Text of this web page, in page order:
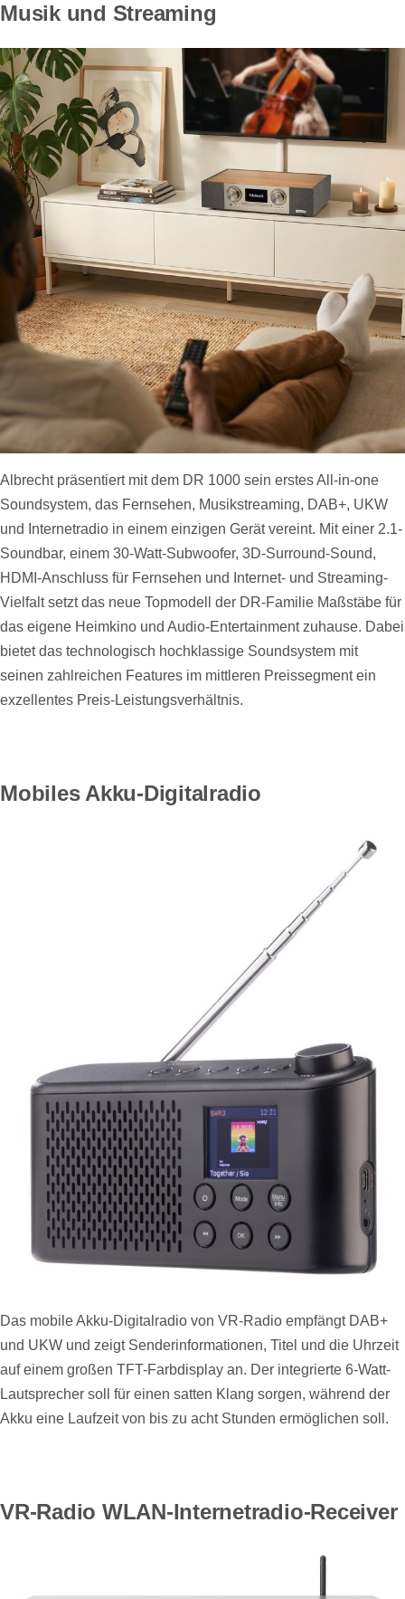
Musik und Streaming
Albrecht präsentiert mit dem DR 1000 sein erstes All-in-one
Soundsystem, das Fernsehen, Musikstreaming, DAB+, UKW
und Internetradio in einem einzigen Gerät vereint. Mit einer 2.1-
Soundbar, einem 30-Watt-Subwoofer, 3D-Surround-Sound,
HDMI-Anschluss für Fernsehen und Internet- und Streaming-
Vielfalt setzt das neue Topmodell der DR-Familie Maßstäbe für
das eigene Heimkino und Audio-Entertainment zuhause. Dabei
bietet das technologisch hochklassige Soundsystem mit
seinen zahlreichen Features im mittleren Preissegment ein
exzellentes Preis-Leistungsverhältnis.
Mobiles Akku-Digitalradio
Das mobile Akku-Digitalradio von VR-Radio empfängt DAB+
und UKW und zeigt Senderinformationen, Titel und die Uhrzeit
auf einem großen TFT-Farbdisplay an. Der integrierte 6-Watt-
Lautsprecher soll für einen satten Klang sorgen, während der
Akku eine Laufzeit von bis zu acht Stunden ermöglichen soll.
VR-Radio WLAN-Internetradio-Receiver